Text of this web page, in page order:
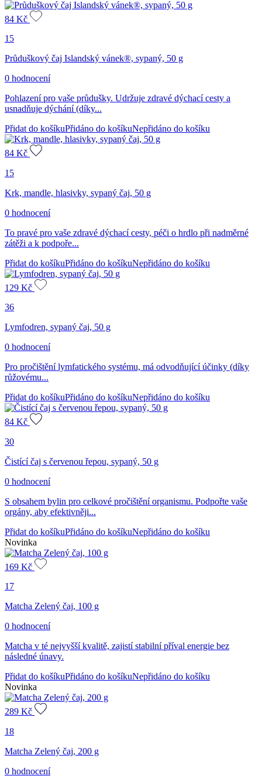
84 Kč
15
Průduškový čaj Islandský vánek®, sypaný, 50 g
0 hodnocení
Pohlazení pro vaše průdušky. Udržuje zdravé dýchací cesty a
usnadňuje dýchání (díky...
Přidat do košíkuPřidáno do košíkuNepřidáno do košíku
84 Kč
15
Krk, mandle, hlasivky, sypaný čaj, 50 g
0 hodnocení
To pravé pro vaše zdravé dýchací cesty, péči o hrdlo při nadměrné
zátěži a k podpoře...
Přidat do košíkuPřidáno do košíkuNepřidáno do košíku
129 Kč
36
Lymfodren, sypaný čaj, 50 g
0 hodnocení
Pro pročištění lymfatického systému, má odvodňující účinky (díky
růžovému...
Přidat do košíkuPřidáno do košíkuNepřidáno do košíku
84 Kč
30
Čistící čaj s červenou řepou, sypaný, 50 g
0 hodnocení
S obsahem bylin pro celkové pročištění organismu. Podpořte vaše
orgány, aby efektivněji...
Přidat do košíkuPřidáno do košíkuNepřidáno do košíku
Novinka
169 Kč
17
Matcha Zelený čaj, 100 g
0 hodnocení
Matcha v té nejvyšší kvalitě, zajistí stabilní příval energie bez
následné únavy.
Přidat do košíkuPřidáno do košíkuNepřidáno do košíku
Novinka
289 Kč
18
Matcha Zelený čaj, 200 g
0 hodnocení